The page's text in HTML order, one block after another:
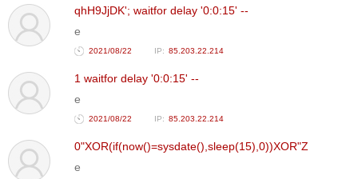
qhH9JjDK'; waitfor delay '0:0:15' --
e
2021/08/22 85.203.22.214
1 waitfor delay '0:0:15' --
e
2021/08/22 85.203.22.214
0"XOR(if(now()=sysdate(),sleep(15),0))XOR"Z
e